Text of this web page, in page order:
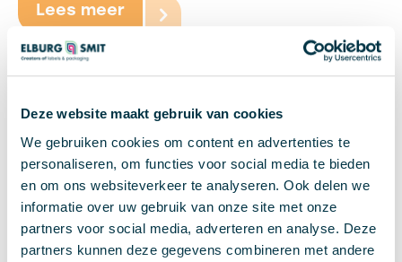
Deze website maakt gebruik van cookies
We gebruiken cookies om content en advertenties te
personaliseren, om functies voor social media te bieden
en om ons websiteverkeer te analyseren. Ook delen we
informatie over uw gebruik van onze site met onze
partners voor social media, adverteren en analyse. Deze
partners kunnen deze gegevens combineren met andere
Lees meer